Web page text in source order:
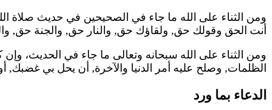
ومن الثناء على الله ما جاء في الصحيحين في حديث صلاة
أنت الحق وقولك حق, ولقاؤك حق, والنار حق, والجنة حق,
ومن الثناء على الله سبحانه وتعالى ما جاء في الحديث،
الظلمات, وصلح عليه أمر الدنيا والآخرة, أن يحل بي
الدعاء بما ورد